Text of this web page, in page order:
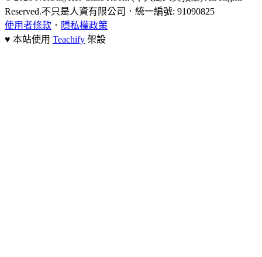
Reserved.不只是人資有限公司 ． 統一編號: 91090825
使用者條款 ． 隱私權政策
♥ 本站使用 Teachify 架設